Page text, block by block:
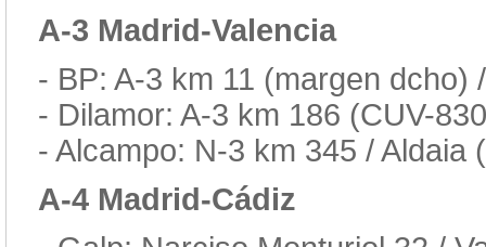
A-3 Madrid-Valencia
- BP: A-3 km 11 (margen dcho)
- Dilamor: A-3 km 186 (CUV-
- Alcampo: N-3 km 345 / Aldaia
A-4 Madrid-Cádiz